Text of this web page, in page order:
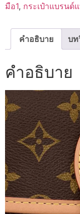
มือ1, กระเป๋าแบรนด์
คำอธิบาย บท
คำอธิบาย